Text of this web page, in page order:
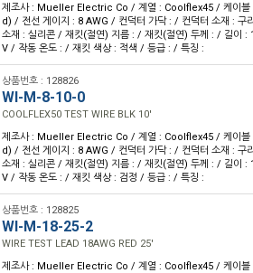
제조사 : Mueller Electric Co / 계열 : Coolflex45 / 케이블
d) / 전선 게이지 : 8 AWG / 컨덕터 가닥 : / 컨덕터 소재 : 구
소재 : 실리콘 / 재킷(절연) 지름 : / 재킷(절연) 두께 : / 길이
V / 작동 온도 : / 재킷 색상 : 적색 / 등급 : / 특징 :
상품번호 : 128826
WI-M-8-10-0
COOLFLEX50 TEST WIRE BLK 10'
제조사 : Mueller Electric Co / 계열 : Coolflex45 / 케이블
d) / 전선 게이지 : 8 AWG / 컨덕터 가닥 : / 컨덕터 소재 : 구
소재 : 실리콘 / 재킷(절연) 지름 : / 재킷(절연) 두께 : / 길이
V / 작동 온도 : / 재킷 색상 : 검정 / 등급 : / 특징 :
상품번호 : 128825
WI-M-18-25-2
WIRE TEST LEAD 18AWG RED 25'
제조사 : Mueller Electric Co / 계열 : Coolflex45 / 케이블